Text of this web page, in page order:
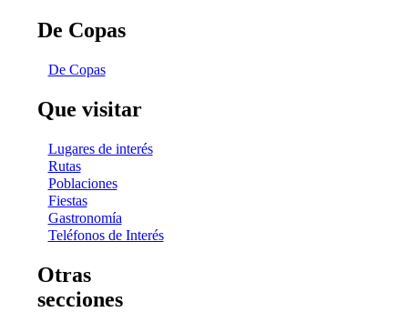
De Copas
De Copas
Que visitar
Lugares de interés
Rutas
Poblaciones
Fiestas
Gastronomía
Teléfonos de Interés
Otras
secciones